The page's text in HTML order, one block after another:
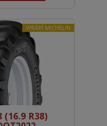
VYRÁBÍ MICHELIN
(16.9 R38)